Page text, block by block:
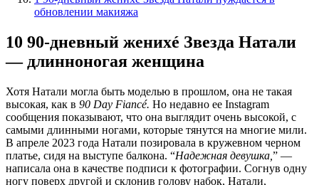
обновлении макияжа
10 90-дневный женихé Звезда Натали
— длинноногая женщина
Хотя Натали могла быть моделью в прошлом, она не такая
высокая, как в 90 Day Fiancé. Но недавно ее Instagram
сообщения показывают, что она выглядит очень высокой, с
самыми длинными ногами, которые тянутся на многие мили.
В апреле 2023 года Натали позировала в кружевном черном
платье, сидя на выступе балкона. “Надежная девушка, ” —
написала она в качестве подписи к фотографии. Согнув одну
ногу поверх другой и склонив голову набок, Натали,